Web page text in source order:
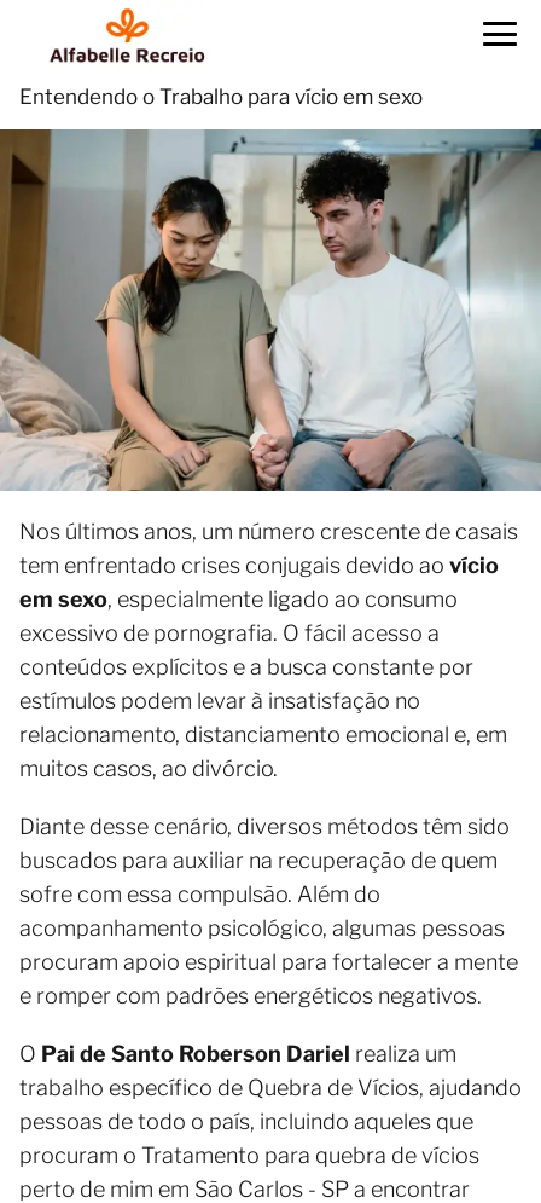
Entendendo o Trabalho para vício em sexo
Nos últimos anos, um número crescente de casais
tem enfrentado crises conjugais devido ao vício
em sexo, especialmente ligado ao consumo
excessivo de pornografia. O fácil acesso a
conteúdos explícitos e a busca constante por
estímulos podem levar à insatisfação no
relacionamento, distanciamento emocional e, em
muitos casos, ao divórcio.
Diante desse cenário, diversos métodos têm sido
buscados para auxiliar na recuperação de quem
sofre com essa compulsão. Além do
acompanhamento psicológico, algumas pessoas
procuram apoio espiritual para fortalecer a mente
e romper com padrões energéticos negativos.
O Pai de Santo Roberson Dariel realiza um
trabalho específico de Quebra de Vícios, ajudando
pessoas de todo o país, incluindo aqueles que
procuram o Tratamento para quebra de vícios
perto de mim em São Carlos - SP a encontrar